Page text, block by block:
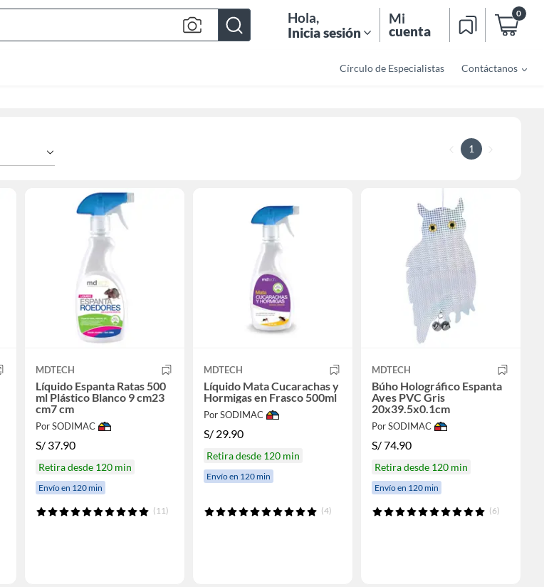
Bar
Hola,
Inicia sesión
Mi
cuenta
0
Círculo de Especialistas Contáctanos
1
MDTECH
Líquido Espanta Ratas 500
ml Plástico Blanco 9 cm23
cm7 cm
Por SODIMAC
S/ 37.90
Retira desde 120 min
Envío en 120 min
(11)
MDTECH
Líquido Mata Cucarachas y
Hormigas en Frasco 500ml
Por SODIMAC
S/ 29.90
Retira desde 120 min
Envío en 120 min
(4)
MDTECH
Búho Holográfico Espanta
Aves PVC Gris
20x39.5x0.1cm
Por SODIMAC
S/74.90
Retira desde 120 min
Envío en 120 min
(6)